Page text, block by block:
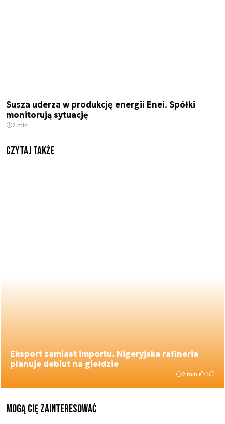
Susza uderza w produkcję energii Enei. Spółki
monitorują sytuację
2 min.
Czytaj także
Eksport zamiast importu. Nigeryjska rafineria
planuje debiut na giełdzie
2 min. 1
Mogą Cię zainteresować